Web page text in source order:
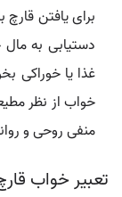
برای یافتن قارچ
دستیابی به
غذا یا خوراکی
خواب از نظر
منفی روحی و
تعبیر خواب